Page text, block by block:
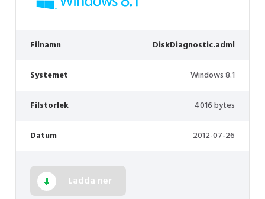
Filnamn DiskDiagnostic.adml
Systemet Windows 8.1
Filstorlek 4016 bytes
Datum 2012-07-26
Ladda ner